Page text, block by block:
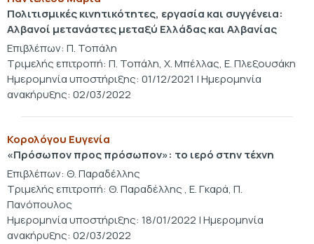
Πολιτισμικές κινητικότητες, εργασία και συγγένεια:
Αλβανοί μετανάστες μεταξύ Ελλάδας και Αλβανίας
Επιβλέπων: Π. Τοπάλη
Τριμελής επιτροπή: Π. Τοπάλη, Χ. Μπέλλας, Ε. Πλεξουσάκη
Ημερομηνία υποστήριξης: 01/12/2021 | Ημερομηνία
ανακήρυξης: 02/03/2022
Κορολόγου Ευγενία
«Πρόσωπον προς πρόσωπον»: το ιερό στην τέχνη
Επιβλέπων: Θ. Παραδέλλης
Τριμελής επιτροπή: Θ. Παραδέλλης , Ε. Γκαρά, Π.
Πανόπουλος
Ημερομηνία υποστήριξης: 18/01/2022 | Ημερομηνία
ανακήρυξης: 02/03/2022